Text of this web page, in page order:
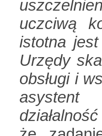
uczciwą
istotna
Urzędy
obsługi i
asystent